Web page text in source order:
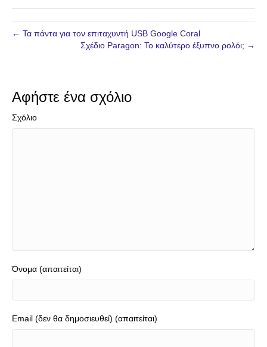
← Τα πάντα για τον επιταχυντή USB Google Coral
Σχέδιο Paragon: Το καλύτερο έξυπνο ρολόι; →
Αφήστε ένα σχόλιο
Σχόλιο
Όνομα (απαιτείται)
Email (δεν θα δημοσιευθεί) (απαιτείται)